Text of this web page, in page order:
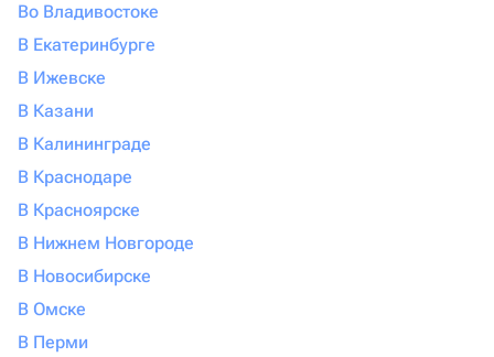
Во Владивостоке
В Екатеринбурге
В Ижевске
В Казани
В Калининграде
В Краснодаре
В Красноярске
В Нижнем Новгороде
В Новосибирске
В Омске
В Перми